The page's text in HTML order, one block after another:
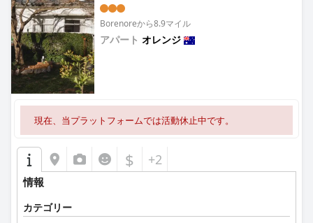
Borenoreから8.9マイル
アパート オレンジ
現在、当プラットフォームでは活動休止中です。
$ +2
情報
カテゴリー